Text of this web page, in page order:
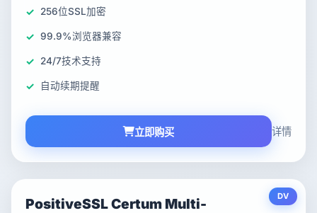
256位SSL加密
99.9%浏览器兼容
24/7技术支持
自动续期提醒
立即购买 详情
PositiveSSL Certum Multi-
DV